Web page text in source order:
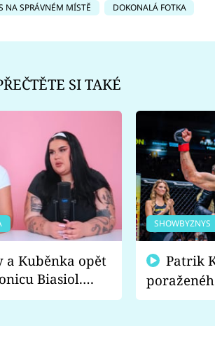
NA SPRÁVNÉM MÍSTĚ
DOKONALÁ FOTKA
SI TAKÉ
a Kuběnka opět
Biasiol.
nich falešná a
SHOWBYZNYS
fanoušci